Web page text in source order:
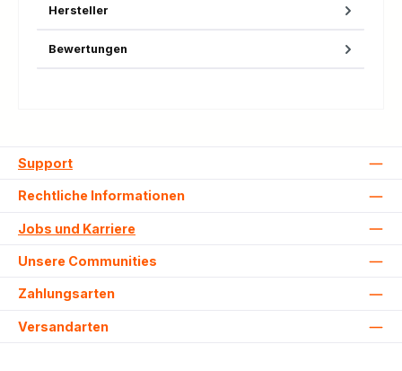
Hersteller
Bewertungen
Support
Rechtliche Informationen
Jobs und Karriere
Unsere Communities
Zahlungsarten
Versandarten